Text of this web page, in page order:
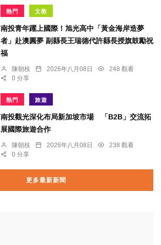
熱門 文教
南投青年躍上國際！旭光高中「黃金海岸造夢
者」赴澳圓夢 副縣長王瑞德代許縣長授旗鼓勵祝
福
陳朝枝 2026年八月08日
248 觀看
0 分享
熱門 旅遊
南投觀光深化布局新加坡市場 「B2B」交流拓
展國際旅遊合作
陳朝枝 2026年八月08日
238 觀看
0 分享
更多最新新聞